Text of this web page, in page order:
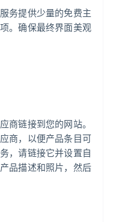
务提供少量的免费主
。确保最终界面美观
商链接到您的网站。
商，以便产品条目可
，请链接它并设置自
品描述和照片，然后